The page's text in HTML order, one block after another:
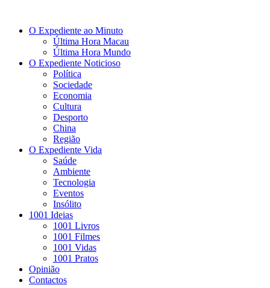
O Expediente ao Minuto
Última Hora Macau
Última Hora Mundo
O Expediente Noticioso
Política
Sociedade
Economia
Cultura
Desporto
China
Região
O Expediente Vida
Saúde
Ambiente
Tecnologia
Eventos
Insólito
1001 Ideias
1001 Livros
1001 Filmes
1001 Vidas
1001 Pratos
Opinião
Contactos